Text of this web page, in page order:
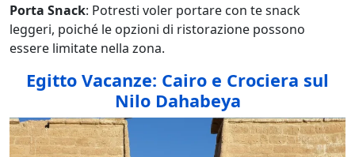
Porta Snack: Potresti voler portare con te snack
leggeri, poiché le opzioni di ristorazione possono
essere limitate nella zona.
Egitto Vacanze: Cairo e Crociera sul
Nilo Dahabeya